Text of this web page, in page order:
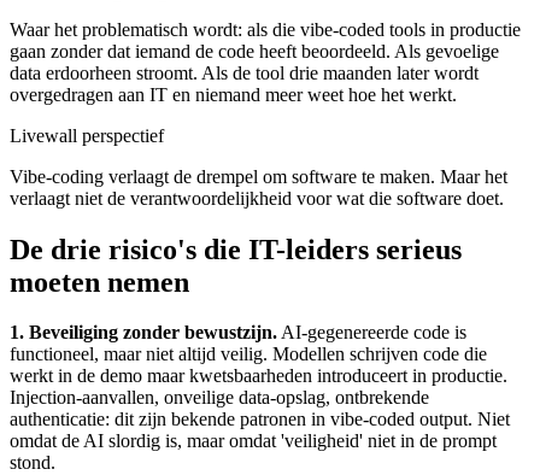
Waar het problematisch wordt: als die vibe-coded tools in productie
gaan zonder dat iemand de code heeft beoordeeld. Als gevoelige
data erdoorheen stroomt. Als de tool drie maanden later wordt
overgedragen aan IT en niemand meer weet hoe het werkt.
Livewall perspectief
Vibe-coding verlaagt de drempel om software te maken. Maar het
verlaagt niet de verantwoordelijkheid voor wat die software doet.
De drie risico's die IT-leiders serieus
moeten nemen
1. Beveiliging zonder bewustzijn.AI-gegenereerde code is
functioneel, maar niet altijd veilig. Modellen schrijven code die
werkt in de demo maar kwetsbaarheden introduceert in productie.
Injection-aanvallen, onveilige data-opslag, ontbrekende
authenticatie: dit zijn bekende patronen in vibe-coded output. Niet
omdat de AI slordig is, maar omdat 'veiligheid' niet in de prompt
stond.